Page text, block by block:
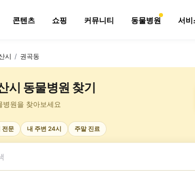
콘텐츠 쇼핑 커뮤니티 동물병원 서비
시 / 권곡동
시 동물병원 찾기
병원을 찾아보세요
전문 내 주변 24시 주말 진료